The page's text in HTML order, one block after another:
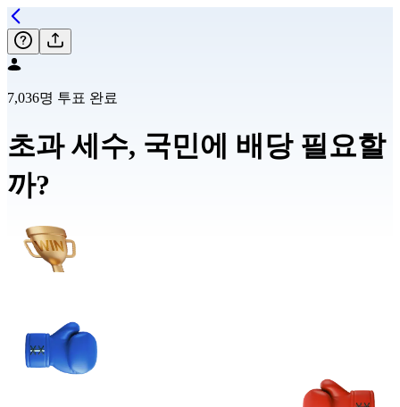
7,036명 투표 완료
초과 세수, 국민에 배당 필요할
까?